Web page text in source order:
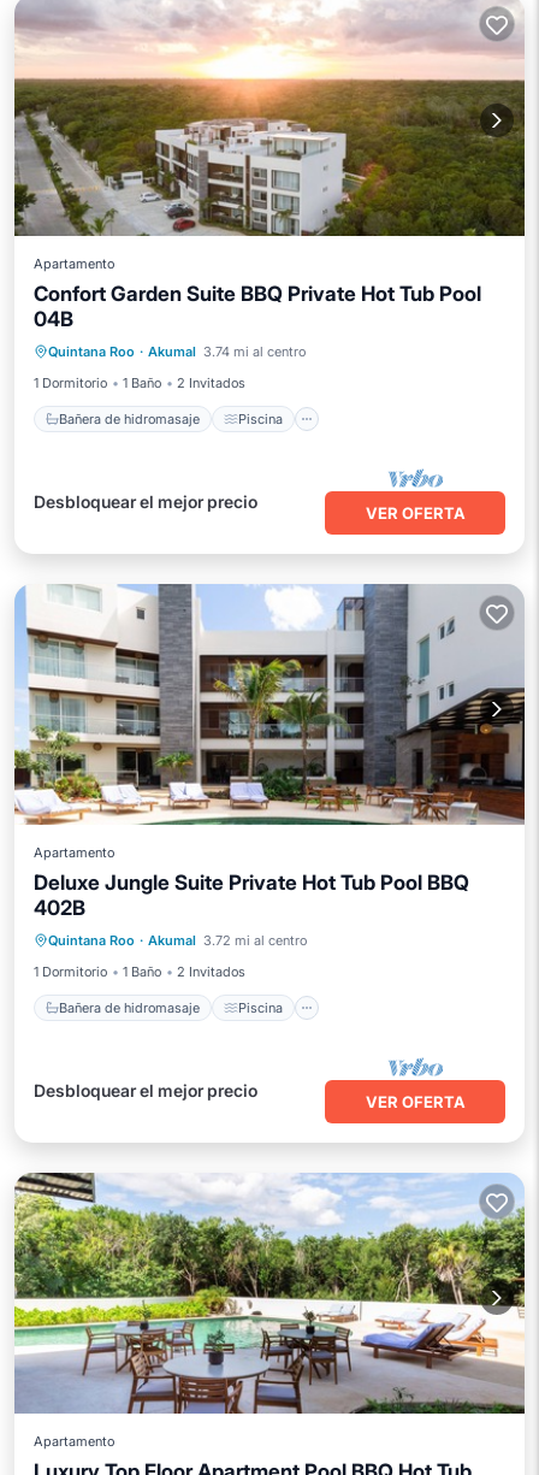
Apartamento
Confort Garden Suite BBQ Private Hot Tub Pool
04B
Quintana Roo · Akumal 3.74 mi al centro
1 Dormitorio
1 Baño 2 Invitados
Bañera de hidromasaje Piscina
Vista al mar
Balcón/Terraza
Desbloquear el mejor precio
VER OFERTA
Apartamento
Deluxe Jungle Suite Private Hot Tub Pool BBQ
402B
Quintana Roo · Akumal 3.72 mi al centro
1 Dormitorio
1 Baño 2 Invitados
Bañera de hidromasaje Piscina
Vista al mar
Balcón/Terraza
Desbloquear el mejor precio
VER OFERTA
Apartamento